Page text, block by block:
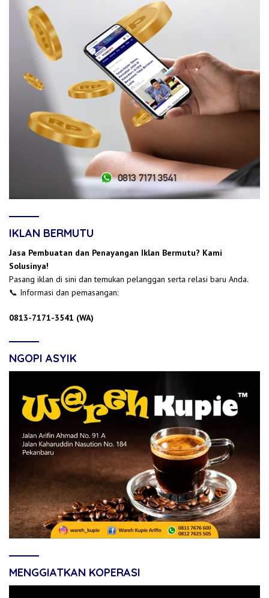
IKLAN BERMUTU
Jasa Pembuatan dan Penayangan Iklan Bermutu? Kami
Solusinya!
Pasang iklan di sini dan temukan pelanggan serta relasi baru Anda.
📞 Informasi dan pemasangan:
0813-7171-3541 (WA)
NGOPI ASYIK
MENGGIATKAN KOPERASI